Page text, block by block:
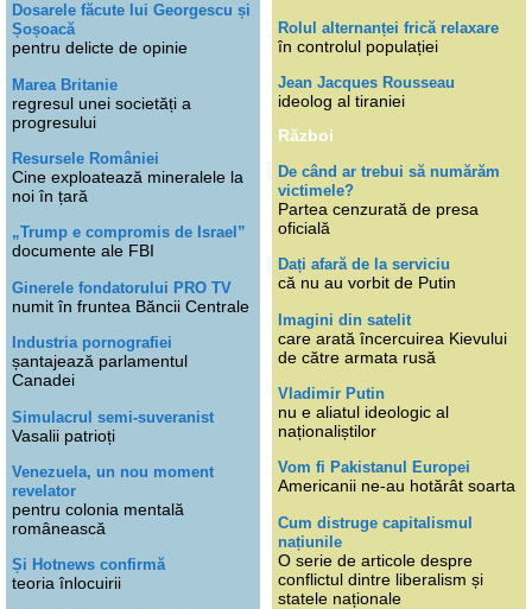
Dosarele făcute lui Georgescu și
Șoșoacă
pentru delicte de opinie
Marea Britanie
regresul unei societăți a
progresului
Resursele României
Cine exploatează mineralele la
noi în țară
„Trump e compromis de Israel”
documente ale FBI
Ginerele fondatorului PRO TV
numit în fruntea Băncii Centrale
Industria pornografiei
șantajează parlamentul
Canadei
Simulacrul semi-suveranist
Vasalii patrioți
Venezuela, un nou moment
revelator
pentru colonia mentală
românească
Și Hotnews confirmă
teoria înlocuirii
Rolul alternanței frică relaxare
în controlul populației
Jean Jacques Rousseau
ideolog al tiraniei
Război
De când ar trebui să numărăm
victimele?
Partea cenzurată de presa
oficială
Dați afară de la serviciu
că nu au vorbit de Putin
Imagini din satelit
care arată încercuirea Kievului
de către armata rusă
Vladimir Putin
nu e aliatul ideologic al
naționaliștilor
Vom fi Pakistanul Europei
Americanii ne-au hotărât soarta
Cum distruge capitalismul
națiunile
O serie de articole despre
conflictul dintre liberalism și
statele naționale